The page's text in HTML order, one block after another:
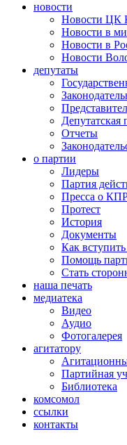
новости
Новости
Новости в
Новости в
Новости
депутаты
Депутатская
Отчеты
о партии
Лидеры
Партия
Пресса о
Протест
История
Документы
Как
Помощь
Стать
наша печать
медиатека
Видео
Аудио
Фотогалерея
агитатору
Партийная
Библиотека
комсомол
ссылки
контакты